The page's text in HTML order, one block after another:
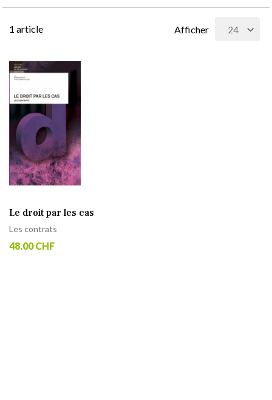
1 article Afficher
Le droit par les cas
Les contrats
48.00 CHF